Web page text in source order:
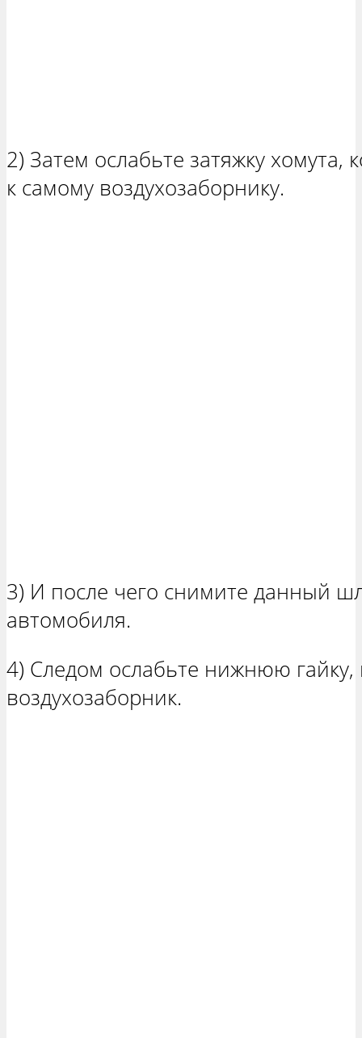
2) Затем ослабьте затяжку
к самому воздухозаборнику.
3) И после чего снимите данный
автомобиля.
4) Следом ослабьте нижнюю гайку,
воздухозаборник.